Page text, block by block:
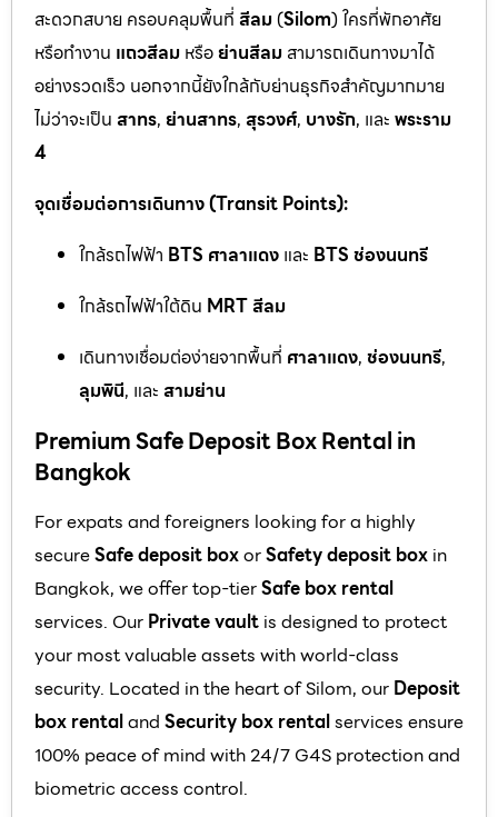
สะดวกสบาย ครอบคลุมพื้นที่ สีลม(Silom) ใครที่พักอาศัย
หรือทำงาน แถวสีลม หรือย่านสีลม สามารถเดินทางมาได้
อย่างรวดเร็ว นอกจากนี้ยังใกล้กับย่านธุรกิจสำคัญมากมาย
ไม่ว่าจะเป็น สาทร, ย่านสาทร, สุรวงศ์, บางรัก, และ พระราม
4
จุดเชื่อมต่อการเดินทาง (Transit Points):
ใกล้รถไฟฟ้า BTS ศาลาแดง และ BTS ช่องนนทรี
ใกล้รถไฟฟ้าใต้ดิน MRT สีลม
เดินทางเชื่อมต่อง่ายจากพื้นที่ ศาลาแดง, ช่องนนทรี,
ลุมพินี, และ สามย่าน
Premium Safe Deposit Box Rental in
Bangkok
For expats and foreigners looking for a highly
secureSafe deposit boxorSafety deposit box in
Bangkok, we offer top-tierSafe box rental
services. Our Private vault is designed to protect
your most valuable assets with world-class
security. Located in the heart of Silom, our Deposit
box rentaland Security box rentalservices ensure
100% peace of mind with 24/7 G4S protection and
biometric access control.